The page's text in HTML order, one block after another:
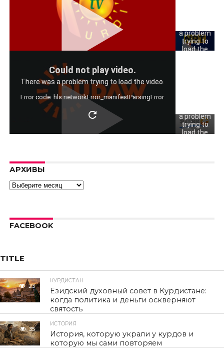
a problem
trying to
load the
Could not play video.
There was a problem trying to load the video.
Error code: hls:networkError_manifestParsingError
a problem
trying to
load the
АРХИВЫ
Архивы
FACEBOOK
TITLE
23
КУРДИСТАН
Езидский духовный совет в Курдистане:
когда политика и деньги оскверняют
святость
35
ИСТОРИЯ
История, которую украли у курдов и
которую мы сами повторяем